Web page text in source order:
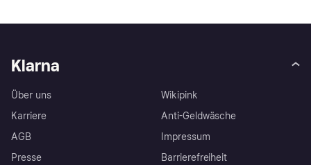
Klarna
Über uns
Karriere
AGB
Presse
Wikipink
Anti-Geldwäsche
Impressum
Barrierefreiheit